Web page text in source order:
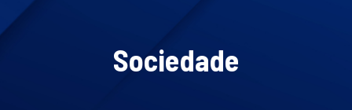
Sociedade